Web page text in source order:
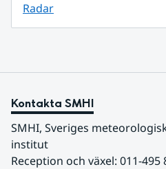
Radar
Kontakta SMHI
SMHI, Sveriges
institut
Reception och växel: 011-495